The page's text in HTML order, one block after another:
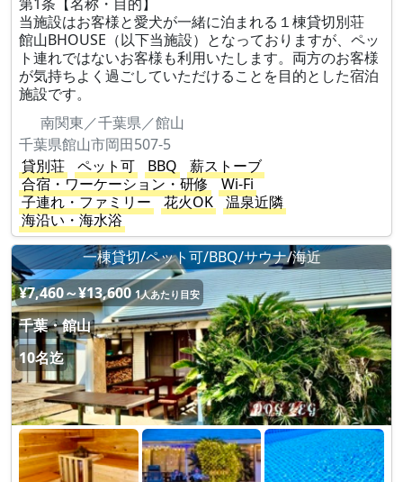
当施設はお客様と愛犬が一緒に泊まれる１棟貸切別荘
館山BHOUSE（以下当施設）となっておりますが、ペッ
ト連れではないお客様も利用いたします。両方のお客様
が気持ちよく過ごしていただけることを目的とした宿泊
施設です。
南関東／千葉県／館山
千葉県館山市岡田507-5
貸別荘
ペット可 BBQ
薪ストーブ
合宿・ワーケーション・研修
Wi-Fi
子連れ・ファミリー
花火OK
温泉近隣
海沿い・海水浴
一棟貸切/ペット可/BBQ/サウナ/海近
¥7,460～¥13,600 1人あたり目安
千葉・館山
10名迄